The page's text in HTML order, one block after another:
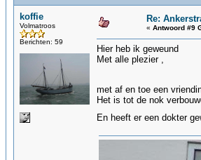
koffie
Volmatroos
Berichten: 59
Re:
« Antwoord #9
Hier heb ik geweund
Met alle plezier ,
met af en toe een
Het is tot de nok
En heeft er een dokter